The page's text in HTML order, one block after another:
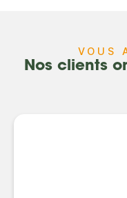
VOUS
Nos clients